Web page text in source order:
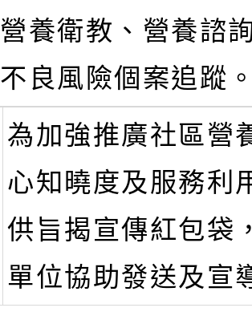
營養衛教、營養諮
不良風險個案追蹤
為加強推廣社區營
心知曉度及服務利
供旨揭宣傳紅包袋
單位協助發送及宣